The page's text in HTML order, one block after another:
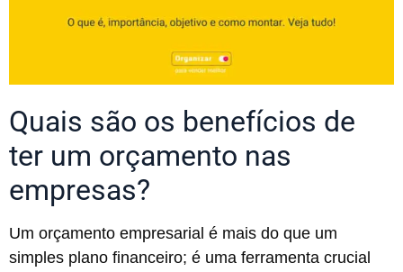
Quais são os benefícios de
ter um orçamento nas
empresas?
Um orçamento empresarial é mais do que um
simples plano financeiro; é uma ferramenta crucial